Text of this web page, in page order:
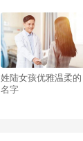
姓陆女孩优雅温柔的
名字